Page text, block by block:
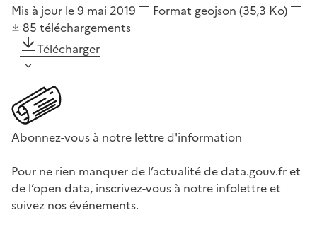
Mis à jour le 9 mai 2019 Format geojson (35,3 Ko)
85 téléchargements
Télécharger
Abonnez-vous à notre lettre d'information
Pour ne rien manquer de l’actualité de data.gouv.fr et
de l’open data, inscrivez-vous à notre infolettre et
suivez nos événements.